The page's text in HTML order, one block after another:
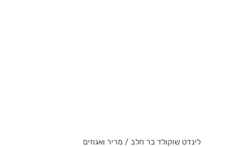
תצוגה מהירה
לינדט שוקולד בר חלב / מריר ואגוזים